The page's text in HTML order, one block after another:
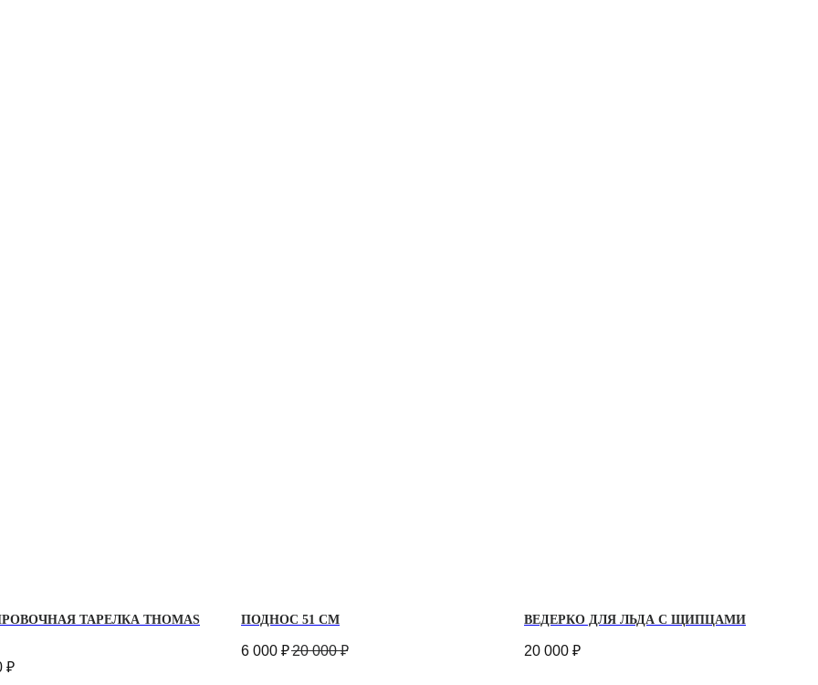
ТАРЕЛКА THOMAS
₽
ПОДНОС 51 СМ
6 000 ₽20 000 ₽
ВЕДЕРКО ДЛЯ ЛЬДА С ЩИПЦАМИ
20 000 ₽